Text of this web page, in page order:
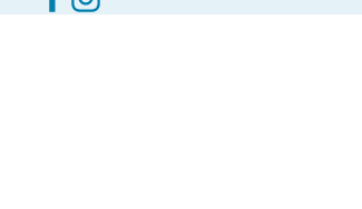
Eschen Nendeln auf Facebook
Eschen Nendeln auf Instagram